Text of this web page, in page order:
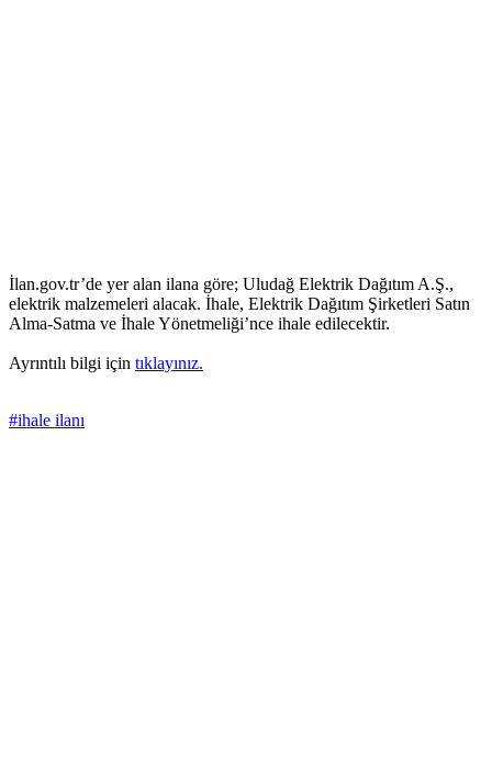
İlan.gov.tr’de yer alan ilana göre; Uludağ Elektrik Dağıtım A.Ş.,
elektrik malzemeleri alacak. İhale, Elektrik Dağıtım Şirketleri Satın
Alma-Satma ve İhale Yönetmeliği’nce ihale edilecektir.
Ayrıntılı bilgi için tıklayınız.
#ihale ilanı